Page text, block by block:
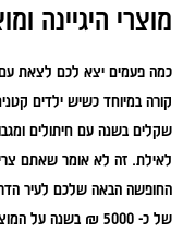
מוצרי היגיינה
כמה פעמים יצא לכם לצאת
קורה במיוחד כשיש ילדים
שקלים בשנה עם חיתולים
לאילת. זה לא אומר שאתם
החופשה הבאה שלכם לעיר
של כ- 5000 ₪ בשנה